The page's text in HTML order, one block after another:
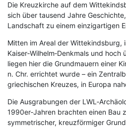
Die Kreuzkirche auf dem
sich über tausend Jahre
Landschaft zu einem einzigartigen
Mitten im Areal der Wittekindsburg,
Kaiser‑Wilhelm‑Denkmals und
liegen hier die Grundmauern einer
n. Chr. errichtet wurde – ein
griechischen Kreuzes, in Europa
Die Ausgrabungen der
1990er‑Jahren brachten einen Bau
symmetrischer, kreuzförmiger